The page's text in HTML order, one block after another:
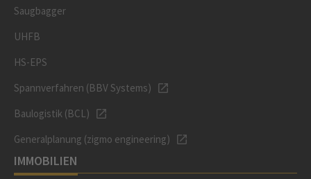
Saugbagger
UHFB
HS-EPS
Spannverfahren (BBV Systems)
Baulogistik (BCL)
Generalplanung (zigmo engineering)
IMMOBILIEN